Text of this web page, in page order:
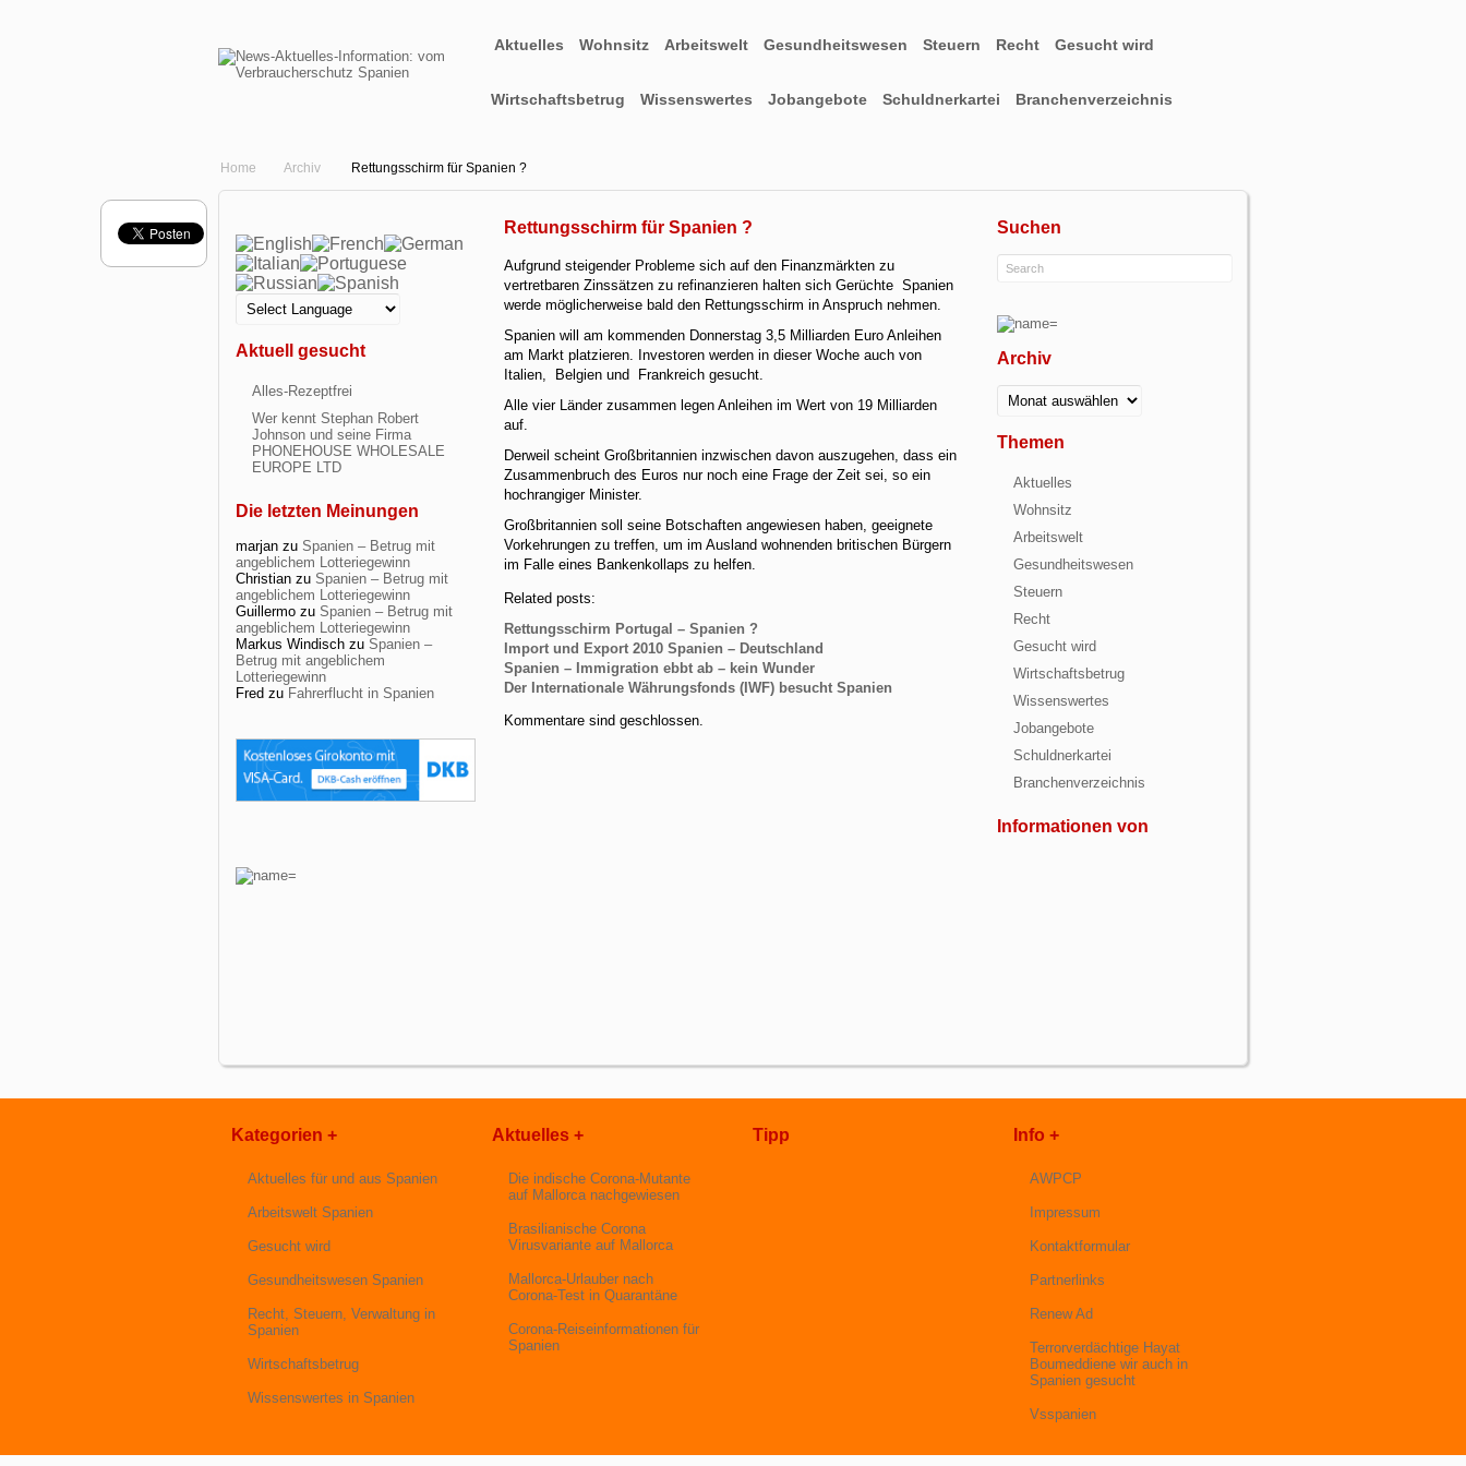
Aktuelles Wohnsitz Arbeitswelt Gesundheitswesen Steuern Recht Gesucht wird
Wirtschaftsbetrug Wissenswertes Jobangebote Schuldnerkartei Branchenverzeichnis
Home Archiv Rettungsschirm für Spanien ?
Aktuell gesucht
Alles-Rezeptfrei
Wer kennt Stephan Robert
Johnson und seine Firma
PHONEHOUSE WHOLESALE
EUROPE LTD
Die letzten Meinungen
marjan zu Spanien – Betrug mit
angeblichem Lotteriegewinn
Christian zu Spanien – Betrug mit
angeblichem Lotteriegewinn
Guillermo zu Spanien – Betrug mit
angeblichem Lotteriegewinn
Markus Windisch zu Spanien –
Betrug mit angeblichem
Lotteriegewinn
Fred zu Fahrerflucht in Spanien
Suchen
Archiv
Archiv
Themen
Aktuelles
Wohnsitz
Arbeitswelt
Gesundheitswesen
Steuern
Recht
Gesucht wird
Wirtschaftsbetrug
Wissenswertes
Jobangebote
Schuldnerkartei
Branchenverzeichnis
Informationen von
Rettungsschirm für Spanien ?
Aufgrund steigender Probleme sich auf den Finanzmärkten zu
vertretbaren Zinssätzen zu refinanzieren halten sich Gerüchte Spanien
werde möglicherweise bald den Rettungsschirm in Anspruch nehmen.
Spanien will am kommenden Donnerstag 3,5 Milliarden Euro Anleihen
am Markt platzieren. Investoren werden in dieser Woche auch von
Italien, Belgien und Frankreich gesucht.
Alle vier Länder zusammen legen Anleihen im Wert von 19 Milliarden
auf.
Derweil scheint Großbritannien inzwischen davon auszugehen, dass ein
Zusammenbruch des Euros nur noch eine Frage der Zeit sei, so ein
hochrangiger Minister.
Großbritannien soll seine Botschaften angewiesen haben, geeignete
Vorkehrungen zu treffen, um im Ausland wohnenden britischen Bürgern
im Falle eines Bankenkollaps zu helfen.
Related posts:
Rettungsschirm Portugal – Spanien ?
Import und Export 2010 Spanien – Deutschland
Spanien – Immigration ebbt ab – kein Wunder
Der Internationale Währungsfonds (IWF) besucht Spanien
Kommentare sind geschlossen.
Kategorien +
Aktuelles für und aus Spanien
Arbeitswelt Spanien
Gesucht wird
Gesundheitswesen Spanien
Recht, Steuern, Verwaltung in
Spanien
Wirtschaftsbetrug
Wissenswertes in Spanien
Aktuelles +
Die indische Corona-Mutante
auf Mallorca nachgewiesen
Brasilianische Corona
Virusvariante auf Mallorca
Mallorca-Urlauber nach
Corona-Test in Quarantäne
Corona-Reiseinformationen für
Spanien
Tipp Info +
AWPCP
Impressum
Kontaktformular
Partnerlinks
Renew Ad
Terrorverdächtige Hayat
Boumeddiene wir auch in
Spanien gesucht
Vsspanien